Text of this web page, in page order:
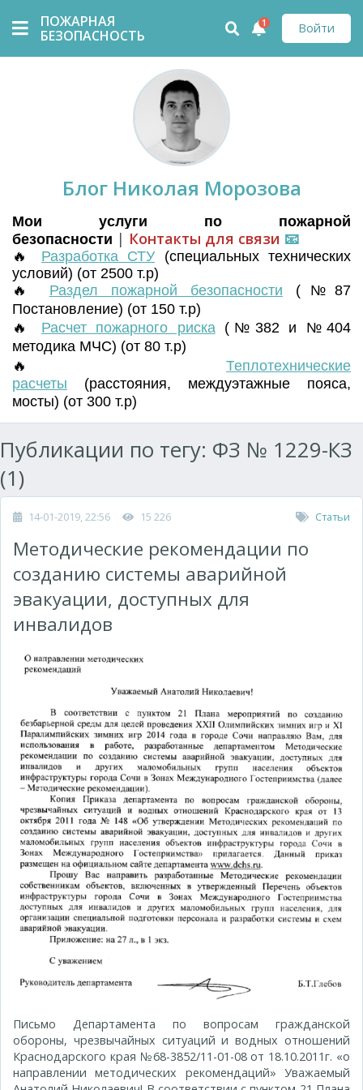
ПОЖАРНАЯ
БЕЗОПАСНОСТЬ
Войти
1
Блог Николая Морозова
Мои услуги по пожарной
безопасности | Контакты для связи 📧
🔥 Разработка СТУ (специальных технических
условий) (от 2500 т.р)
🔥 Раздел пожарной безопасности (№87
Постановление) (от 150 т.р)
🔥 Расчет пожарного риска(№382 и №404
методика МЧС) (от 80 т.р)
🔥 Теплотехнические
расчеты (расстояния, междуэтажные пояса,
мосты) (от 300 т.р)
Публикации по тегу: ФЗ № 1229-КЗ
(1)
14-01-2019, 22:56 15 226 Статьи
Методические рекомендации по
созданию системы аварийной
эвакуации, доступных для
инвалидов
Письмо Департамента по вопросам гражданской
обороны, чрезвычайных ситуаций и водных отношений
Краснодарского края №68-3852/11-01-08 от 18.10.2011г. «о
направлении методических рекомендаций» Уважаемый